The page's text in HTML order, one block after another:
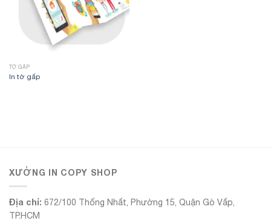
TỜ GẤP
In tờ gấp
XƯỞNG IN COPY SHOP
Địa chỉ: 672/100 Thống Nhất, Phường 15, Quận Gò Vấp,
TP.HCM